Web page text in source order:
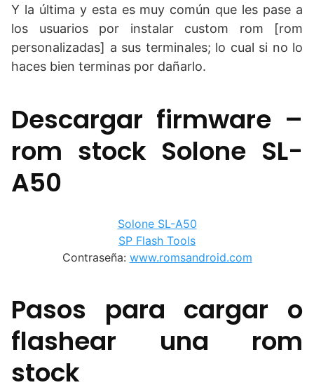
Y la última y esta es muy común que les pase a
los usuarios por instalar custom rom [rom
personalizadas] a sus terminales; lo cual si no lo
haces bien terminas por dañarlo.
Descargar firmware –
rom stock Solone SL-
A50
Solone SL-A50
SP Flash Tools
Contraseña: www.romsandroid.com
Pasos para cargar o
flashear una rom
stock